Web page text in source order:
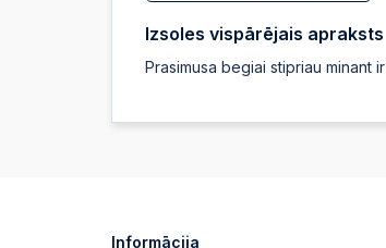
Izsoles vispārējais apraksts
Prasimusa begiai stipriau minant
Informācija